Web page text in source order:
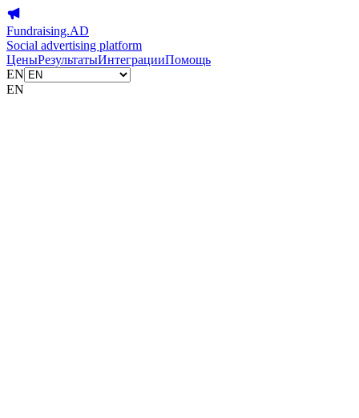
Fundraising.AD
Social advertising platform
ЦеныРезультатыИнтеграцииПомощь
EN
EN